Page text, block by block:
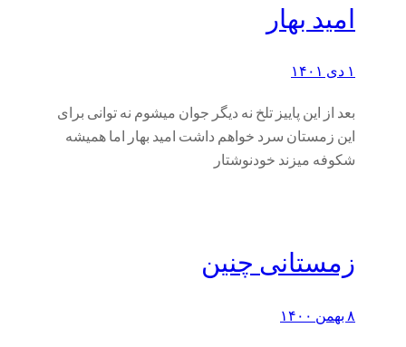
امید بهار
۱ دی ۱۴۰۱
بعد از این پاییز تلخ نه دیگر جوان میشوم نه توانی برای
این زمستان سرد خواهم داشت امید بهار اما همیشه
شکوفه میزند خودنوشتار
زمستانی چنین
۸ بهمن ۱۴۰۰